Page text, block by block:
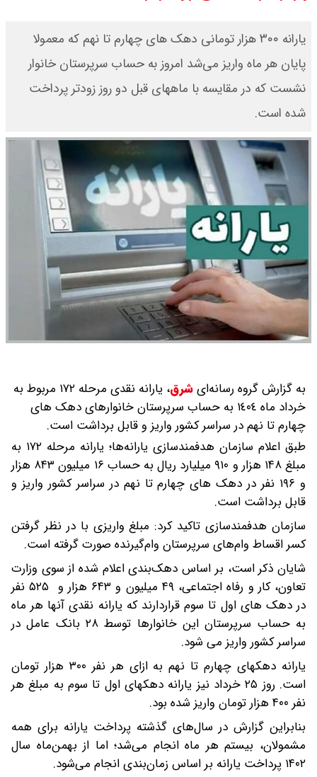
شنبه ۱۷ مرداد ۱۴۰۵ / قیمت دنا چند ؟
+ جدول
آغاز شد / خرید کوییک با پیش
پرداخت ۵۰۰ میلیون تومان + لینک
شاخص بورس امروز شنبه ۱۷ مرداد
۱۴۰۵ / شاخص افزایشی شد + تحلیل
یارانه ۳۰۰ هزار تومانی دهک های چهارم تا نهم که معمولا
پایان هر ماه واریز می‌شد امروز به حساب سرپرستان خانوار
نشست که در مقایسه با ماههای قبل دو روز زودتر پرداخت
شده است.
به گزارش گروه رسانه‌ایشرق،
یارانه نقدی مرحله ۱۷۲ مربوط به
خرداد ماه ١٤٠٤ به حساب سرپرستان خانوارهای دهک های
چهارم تا نهم در سراسر کشور واریز و قابل برداشت است.‎
طبق اعلام سازمان هدفمندسازی یارانه‌ها؛ یارانه مرحله ۱۷۲ به
مبلغ ۱۴۸ هزار و ۹۱۰ میلیارد ریال به حساب ۱۶ میلیون ۸۴۳ هزار
و ۱۹۶ نفر در دهک های چهارم تا نهم در سراسر کشور واریز و
قابل برداشت است.
سازمان هدفمندسازی تاکید کرد: مبلغ واریزی با در نظر گرفتن
کسر اقساط وام‌های سرپرستان وام‌گیرنده صورت گرفته است.
شایان ذکر است، بر اساس دهک‌بندی اعلام شده از سوی وزارت
تعاون، کار و رفاه اجتماعی، ۴۹ میلیون و ۶۴۳ هزار و ۵۲۵ نفر
در دهک های اول تا سوم قراردارند که یارانه نقدی آنها هر ماه
به حساب سرپرستان این خانوارها توسط ٢٨ بانک عامل در
سراسر کشور واریز می شود.
یارانه دهکهای چهارم تا نهم به ازای هر نفر ۳۰۰ هزار تومان
است. روز ۲۵ خرداد نیز یارانه دهکهای اول تا سوم به مبلغ هر
نفر ۴۰۰ هزار تومان واریز شده بود.
بنابراین گزارش در سال‌های گذشته پرداخت یارانه برای همه
مشمولان، بیستم هر ماه انجام می‌شد؛ اما از بهمن‌ماه سال
۱۴۰۲ پرداخت‌ یارانه بر اساس زمان‌بندی انجام می‌شود.